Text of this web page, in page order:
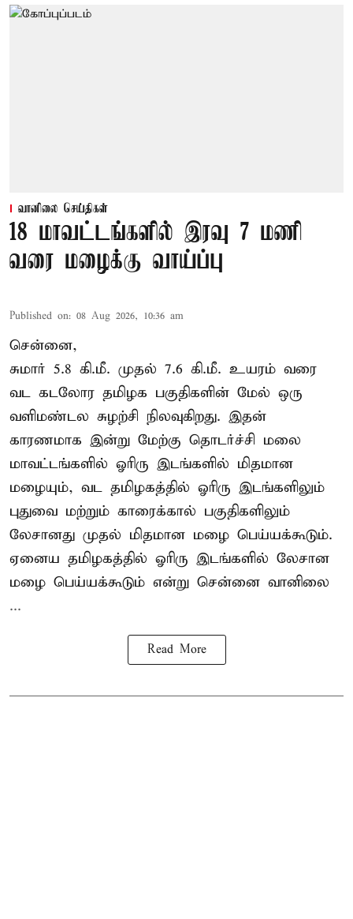
வானிலை செய்திகள்
18 மாவட்டங்களில் இரவு 7 மணி
வரை மழைக்கு வாய்ப்பு
Published on: 08 Aug 2026, 10:36 am
சென்னை,
சுமார் 5.8 கி.மீ. முதல் 7.6 கி.மீ. உயரம் வரை
வட கடலோர தமிழக பகுதிகளின் மேல் ஒரு
வளிமண்டல சுழற்சி நிலவுகிறது. இதன்
காரணமாக இன்று மேற்கு தொடர்ச்சி மலை
மாவட்டங்களில் ஓரிரு இடங்களில் மிதமான
மழையும், வட தமிழகத்தில் ஓரிரு இடங்களிலும்
புதுவை மற்றும் காரைக்கால் பகுதிகளிலும்
லேசானது முதல் மிதமான மழை பெய்யக்கூடும்.
ஏனைய தமிழகத்தில் ஓரிரு இடங்களில் லேசான
மழை பெய்யக்கூடும் என்று சென்னை வானிலை
...
Read More